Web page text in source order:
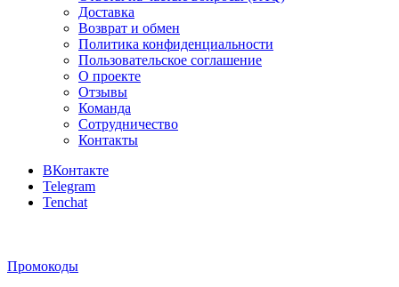
Доставка
Возврат и обмен
Политика конфиденциальности
Пользовательское соглашение
О проекте
Отзывы
Команда
Сотрудничество
Контакты
ВКонтакте
Telegram
Tenchat
Промокоды